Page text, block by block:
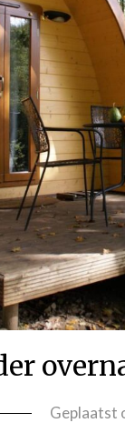
Geplaatst